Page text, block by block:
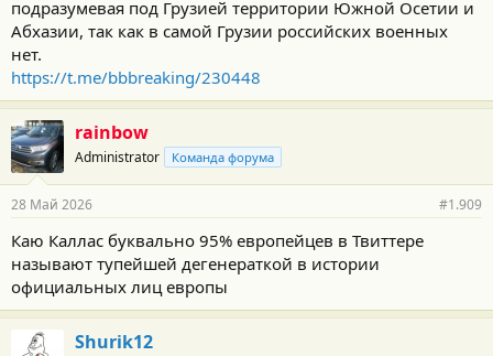
подразумевая под Грузией территории Южной Осетии и
Абхазии, так как в самой Грузии российских военных
нет.
https://t.me/bbbreaking/230448
rainbow
Administrator Команда форума
28 Май 2026 #1.909
Каю Каллас буквально 95% европейцев в Твиттере
называют тупейшей дегенераткой в истории
официальных лиц европы
Shurik12